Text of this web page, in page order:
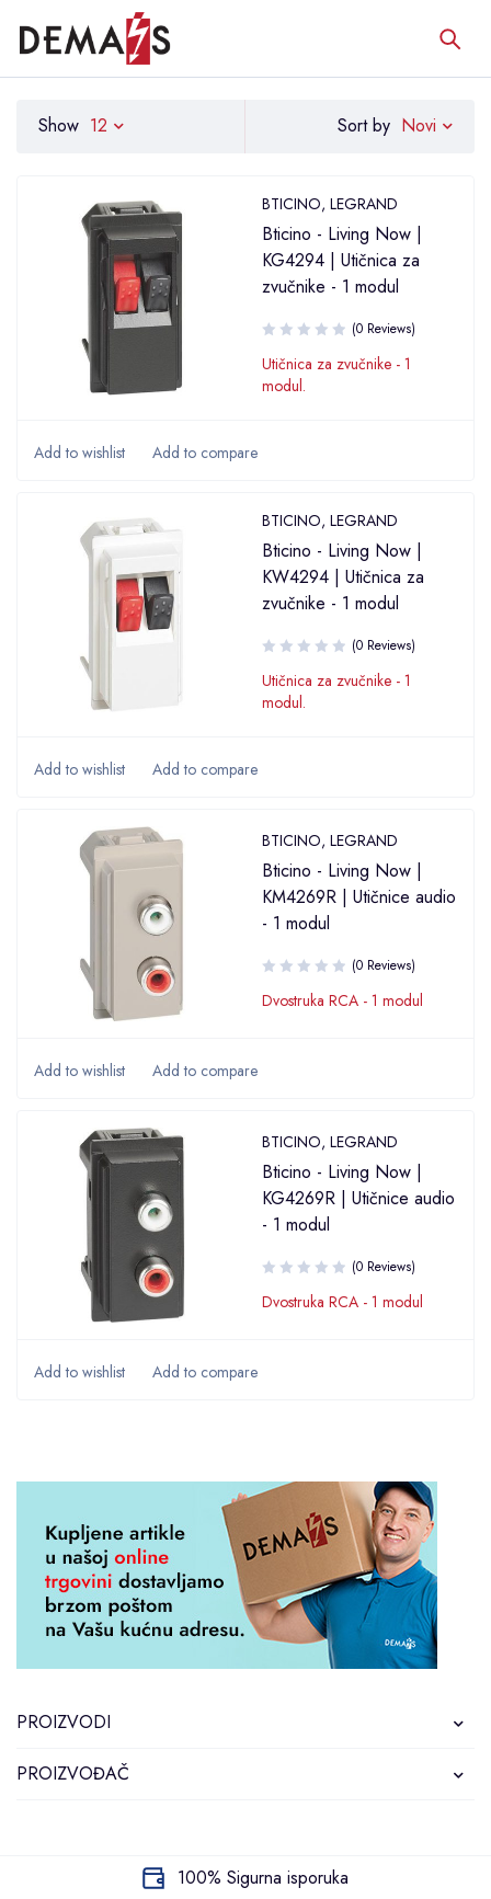
PROIZVODI
PROIZVOĐAČ
Sort by Novi
Show 12
BTICINO, LEGRAND
Bticino - Living Now |
KG4294 | Utičnica za
zvučnike - 1 modul
(0 Reviews)
Utičnica za zvučnike - 1
modul.
BTICINO, LEGRAND
Bticino - Living Now |
KW4294 | Utičnica za
zvučnike - 1 modul
(0 Reviews)
Utičnica za zvučnike - 1
modul.
BTICINO, LEGRAND
Bticino - Living Now |
KM4269R | Utičnice audio
- 1 modul
(0 Reviews)
Dvostruka RCA - 1 modul
BTICINO, LEGRAND
Bticino - Living Now |
KG4269R | Utičnice audio
- 1 modul
(0 Reviews)
Dvostruka RCA - 1 modul
100% Sigurna isporuka